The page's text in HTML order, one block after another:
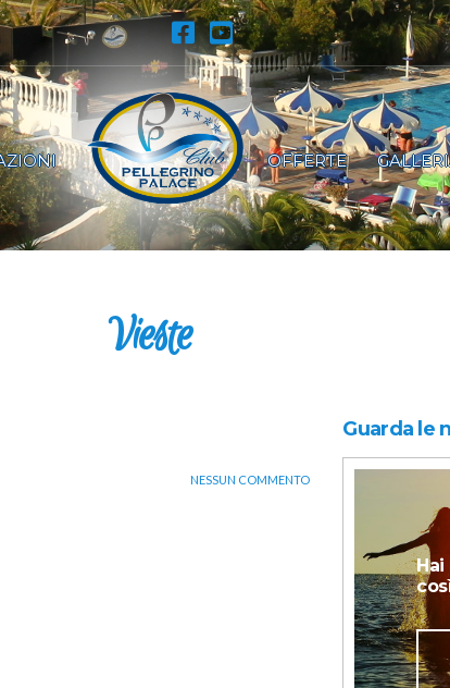
OFFERTE
Vieste
NESSUN COMMENTO
Guarda le